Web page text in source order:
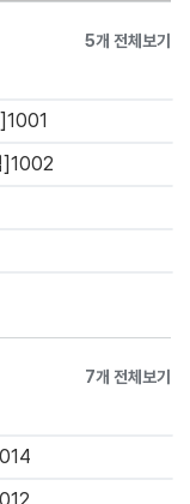
5개 전체보기
]1002
7개 전체보기